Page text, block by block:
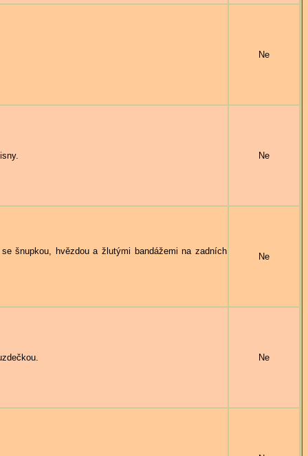
Ne
Ne
šnupkou, hvězdou a žlutými bandážemi na zadních
Ne
Ne